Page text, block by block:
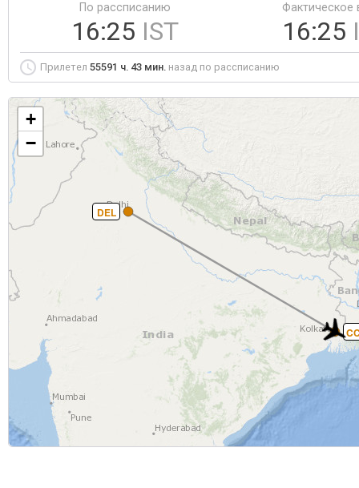
По рассписанию
16:25 IST
Фактическое
16:25
Прилетел 55591 ч. 43 мин. назад по рассписанию
DEL
+
−